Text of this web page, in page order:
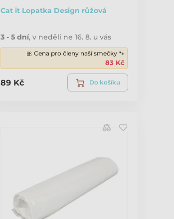
Cat it Lopatka Design růžová
3 - 5 dní,v neděli ne 16. 8. u vás
🎀 Cena pro členy naší smečky 🐾
83 Kč
89 Kč Do košíku